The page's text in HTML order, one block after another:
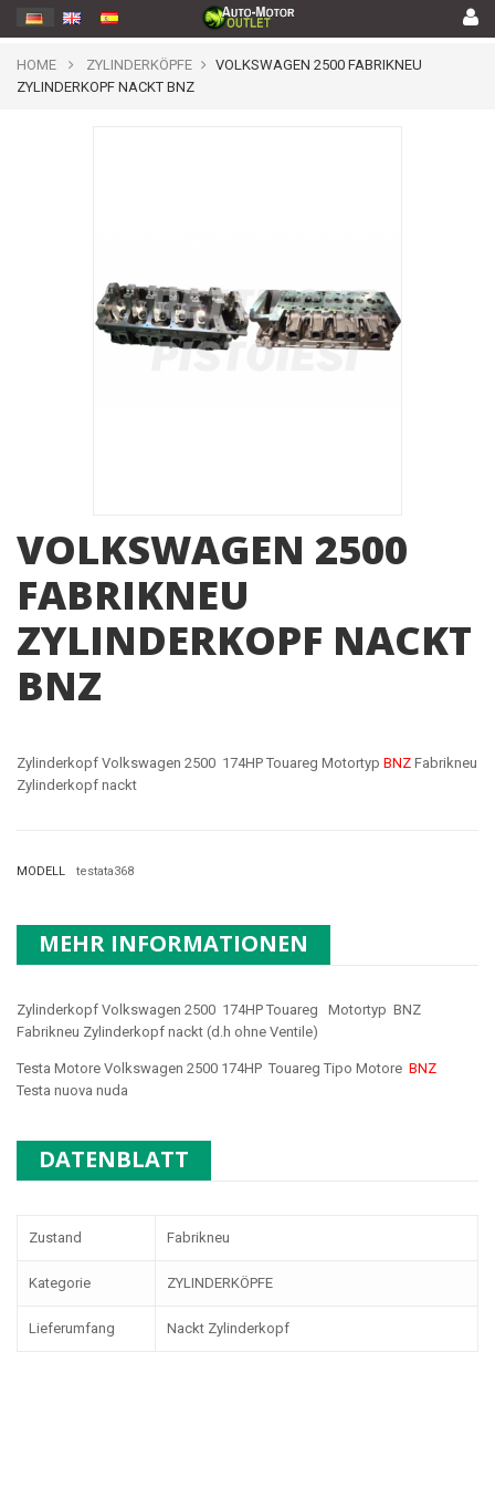
HOME ZYLINDERKÖPFE
VOLKSWAGEN 2500 FABRIKNEU
ZYLINDERKOPF NACKT BNZ
VOLKSWAGEN 2500
FABRIKNEU
ZYLINDERKOPF NACKT
BNZ
Zylinderkopf Volkswagen 2500 174HP Touareg Motortyp BNZ Fabrikneu
Zylinderkopf nackt
MODELL testata368
MEHR INFORMATIONEN
Zylinderkopf Volkswagen 2500 174HP Touareg Motortyp BNZ
Fabrikneu Zylinderkopf nackt (d.h ohne Ventile)
Testa Motore Volkswagen 2500 174HP Touareg Tipo Motore BNZ
Testa nuova nuda
DATENBLATT
Zustand Fabrikneu
Kategorie ZYLINDERKÖPFE
Lieferumfang Nackt Zylinderkopf